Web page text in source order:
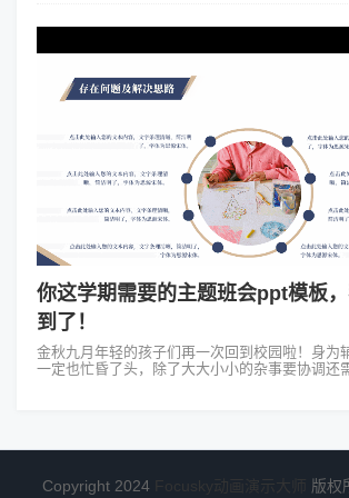
你这学期需要的主题班会ppt模板
到了！
金秋九月年轻的孩子们再一次回到校园啦！身为
一定也忙昏了头，除了大大小小的杂事要协调还
Copyright 2024 Focusky动画演示大师 版权